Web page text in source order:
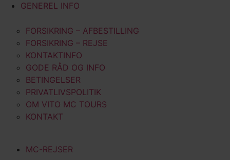
GENEREL INFO
FORSIKRING – AFBESTILLING
FORSIKRING – REJSE
KONTAKTINFO
GODE RÅD OG INFO
BETINGELSER
PRIVATLIVSPOLITIK
OM VITO MC TOURS
KONTAKT
MC-REJSER